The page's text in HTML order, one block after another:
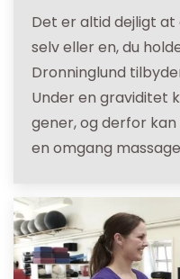
Det er altid dejligt
selv eller en, du
Dronninglund
Under en graviditet
gener, og derfor
en omgang